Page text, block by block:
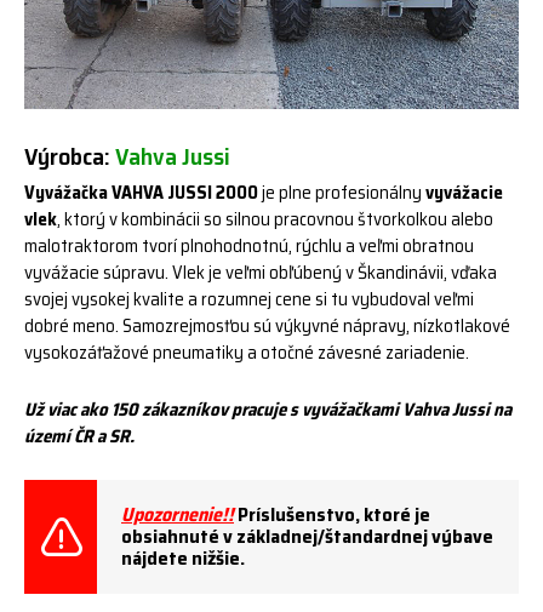
Výrobca:Vahva Jussi
Vyvážačka VAHVA JUSSI 2000je plne profesionálnyvyvážacie
vlek, ktorý v kombinácii so silnou pracovnou štvorkolkou alebo
malotraktorom tvorí plnohodnotnú, rýchlu a veľmi obratnou
vyvážacie súpravu. Vlek je veľmi obľúbený v Škandinávii, vďaka
svojej vysokej kvalite a rozumnej cene si tu vybudoval veľmi
dobré meno. Samozrejmosťou sú výkyvné nápravy, nízkotlakové
vysokozáťažové pneumatiky a otočné závesné zariadenie.
Už viac ako 150 zákazníkov pracuje s vyvážačkami Vahva Jussi na
území ČR a SR.
Upozornenie!!Príslušenstvo, ktoré je
obsiahnuté v základnej/štandardnej výbave
nájdete nižšie.